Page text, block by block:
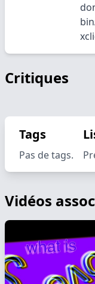
Critiques
Tags
Pas de tags.
Vidéos